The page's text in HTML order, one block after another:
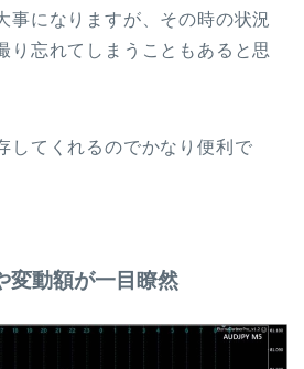
事になりますが、その時の状況
り忘れてしまうこともあると思
してくれるのでかなり便利で
変動額が一目瞭然